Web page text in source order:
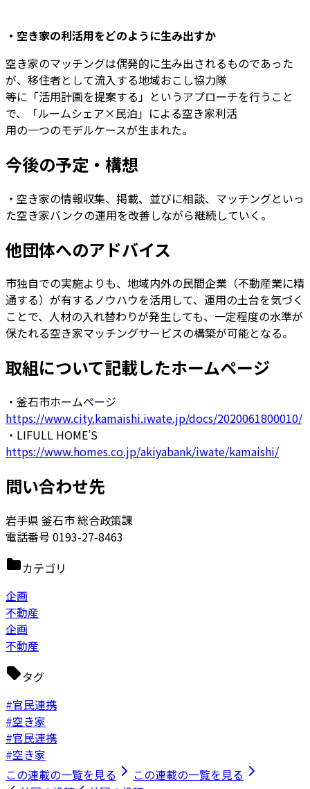
・空き家の利活用をどのように生み出すか
空き家のマッチングは偶発的に生み出されるものであった
が、移住者として流入する地域おこし協力隊
等に「活用計画を提案する」というアプローチを行うこと
で、「ルームシェア×民泊」による空き家利活
用の一つのモデルケースが生まれた。
今後の予定・構想
・空き家の情報収集、掲載、並びに相談、マッチングといっ
た空き家バンクの運用を改善しながら継続していく。
他団体へのアドバイス
市独自での実施よりも、地域内外の民間企業（不動産業に精
通する）が有するノウハウを活用して、運用の土台を気づく
ことで、人材の入れ替わりが発生しても、一定程度の水準が
保たれる空き家マッチングサービスの構築が可能となる。
取組について記載したホームページ
・釜石市ホームページ
https://www.city.kamaishi.iwate.jp/docs/2020061800010/
・LIFULL HOME’S
https://www.homes.co.jp/akiyabank/iwate/kamaishi/
問い合わせ先
岩手県 釜石市 総合政策課
電話番号 0193-27-8463
カテゴリ
企画
不動産
企画
不動産
タグ
#官民連携
#空き家
#官民連携
#空き家
この連載の一覧を見る
この連載の一覧を見る